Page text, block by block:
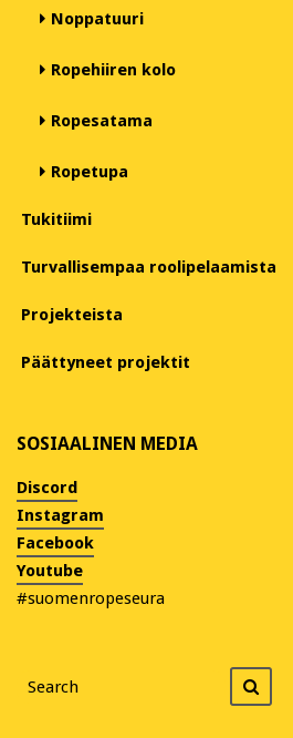
Noppatuuri
Ropehiiren kolo
Ropesatama
Ropetupa
Tukitiimi
Turvallisempaa roolipelaamista
Projekteista
Päättyneet projektit
SOSIAALINEN MEDIA
Discord
Instagram
Facebook
Youtube
#suomenropeseura
for